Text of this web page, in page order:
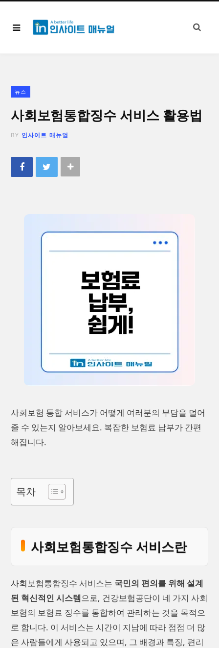
뉴스
사회보험통합징수 서비스 활용법
BY 인사이트 매뉴얼
사회보험 통합 서비스가 어떻게 여러분의 부담을 덜어
줄 수 있는지 알아보세요. 복잡한 보험료 납부가 간편
해집니다.
목차
사회보험통합징수 서비스란
사회보험통합징수 서비스는 국민의 편의를 위해 설계
된 혁신적인 시스템으로, 건강보험공단이 네 가지 사회
보험의 보험료 징수를 통합하여 관리하는 것을 목적으
로 합니다. 이 서비스는 시간이 지남에 따라 점점 더 많
은 사람들에게 사용되고 있으며, 그 배경과 특징, 편리